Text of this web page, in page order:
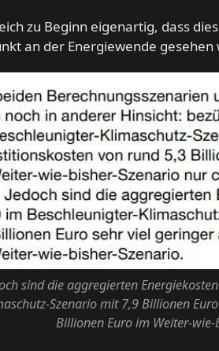
zu Beginn eigenartig, dass
an der Energiewende gesehen
sind die aggregierten
Szenario mit 7,9 Billionen
Billionen Euro im Weiter-wie-